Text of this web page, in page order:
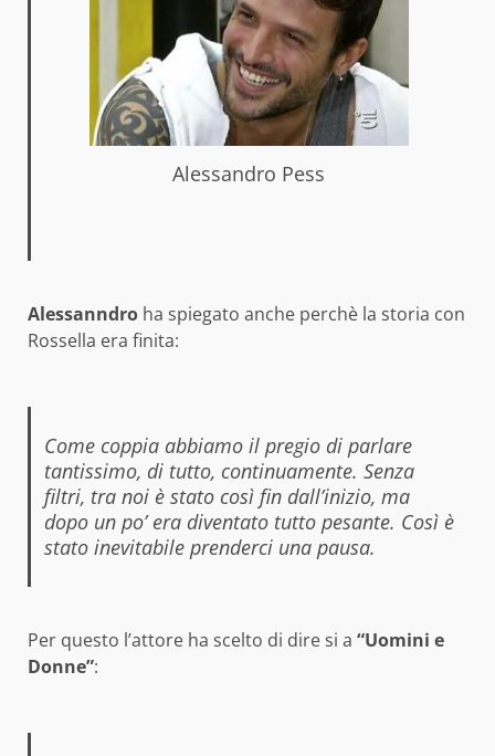
Alessandro Pess
Alessanndro ha spiegato anche perchè la storia con
Rossella era finita:
Come coppia abbiamo il pregio di parlare
tantissimo, di tutto, continuamente. Senza
filtri, tra noi è stato così fin dall’inizio, ma
dopo un po’ era diventato tutto pesante. Così è
stato inevitabile prenderci una pausa.
Per questo l’attore ha scelto di dire si a “Uomini e
Donne”: